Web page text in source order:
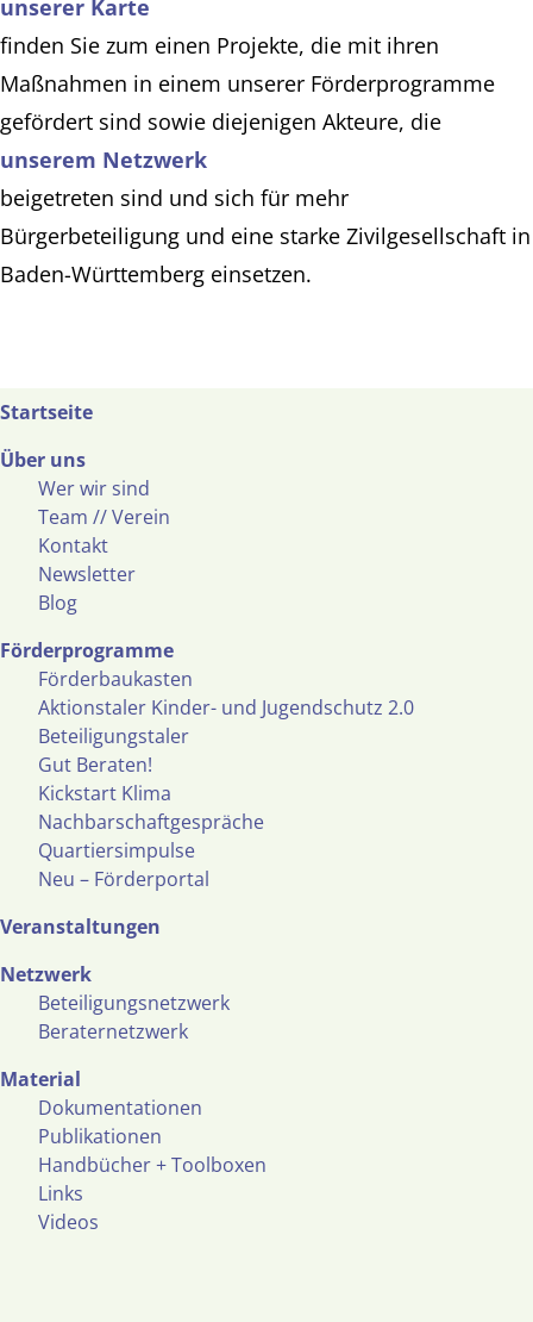
unserer Karte
finden Sie zum einen Projekte, die mit ihren
Maßnahmen in einem unserer Förderprogramme
gefördert sind sowie diejenigen Akteure, die
unserem Netzwerk
beigetreten sind und sich für mehr
Bürgerbeteiligung und eine starke Zivilgesellschaft in
Baden-Württemberg einsetzen.
Startseite
Über uns
Wer wir sind
Team // Verein
Kontakt
Newsletter
Blog
Förderprogramme
Förderbaukasten
Aktionstaler Kinder- und Jugendschutz 2.0
Beteiligungstaler
Gut Beraten!
Kickstart Klima
Nachbarschaftgespräche
Quartiersimpulse
Neu – Förderportal
Veranstaltungen
Netzwerk
Beteiligungsnetzwerk
Beraternetzwerk
Material
Dokumentationen
Publikationen
Handbücher + Toolboxen
Links
Videos